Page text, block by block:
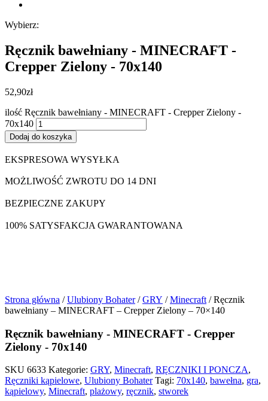
Wybierz:
Ręcznik bawełniany - MINECRAFT -
Crepper Zielony - 70x140
52,90zł
ilość Ręcznik bawełniany - MINECRAFT - Crepper Zielony -
70x140
Dodaj do koszyka
EKSPRESOWA WYSYŁKA
MOŻLIWOŚĆ ZWROTU DO 14 DNI
BEZPIECZNE ZAKUPY
100% SATYSFAKCJA GWARANTOWANA
Strona główna /Ulubiony Bohater/GRY /Minecraft / Ręcznik
bawełniany – MINECRAFT – Crepper Zielony – 70×140
Ręcznik bawełniany - MINECRAFT - Crepper
Zielony - 70x140
SKU 6633 Kategorie: GRY, Minecraft, RĘCZNIKI I PONCZA,
Ręczniki kąpielowe, Ulubiony Bohater Tagi: 70x140, bawełna, gra,
kąpielowy, Minecraft, plażowy, ręcznik, stworek